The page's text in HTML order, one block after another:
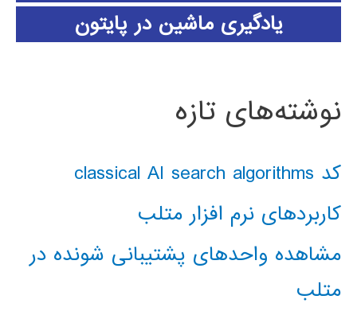
یادگیری ماشین در پایتون
نوشته‌های تازه
کد classical AI search algorithms
کاربردهای نرم افزار متلب
مشاهده واحدهای پشتیبانی شونده در
متلب